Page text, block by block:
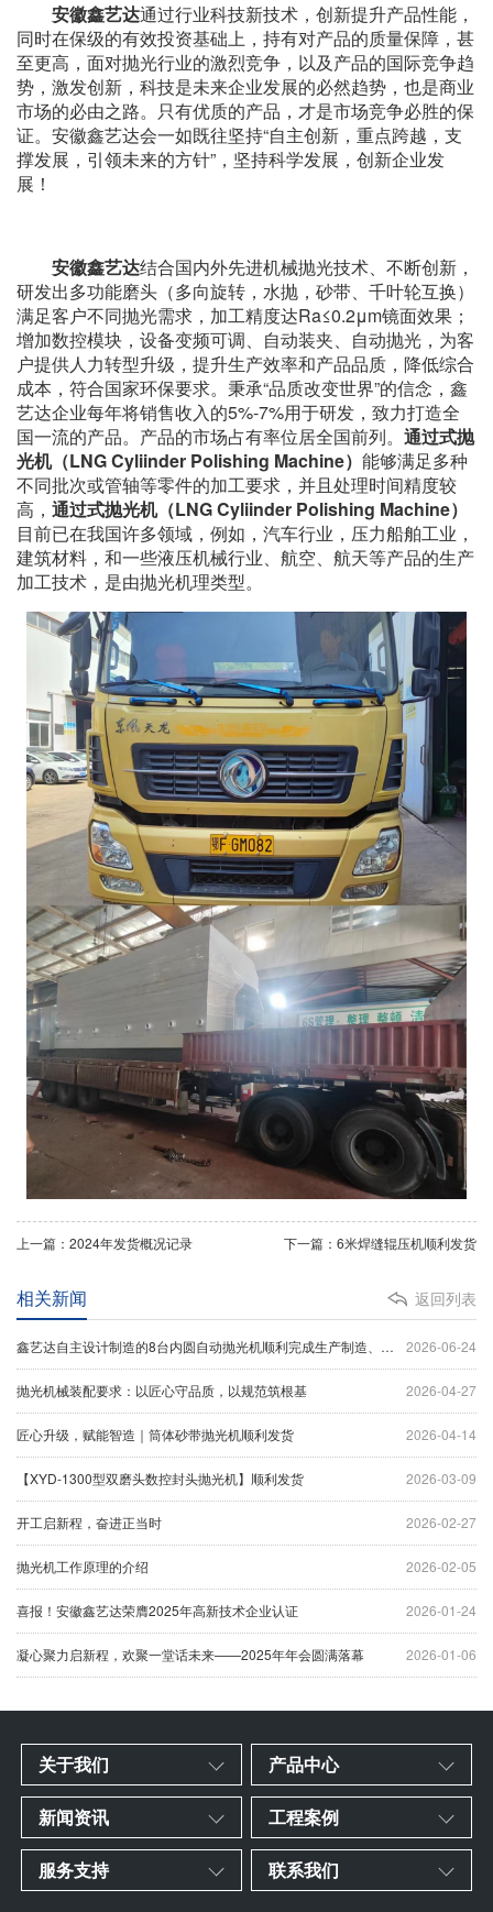
安徽鑫艺达通过行业科技新技术，创新提升产品性能，
同时在保级的有效投资基础上，持有对产品的质量保障，甚
至更高，面对抛光行业的激烈竞争，以及产品的国际竞争趋
势，激发创新，科技是未来企业发展的必然趋势，也是商业
市场的必由之路。只有优质的产品，才是市场竞争必胜的保
证。安徽鑫艺达会一如既往坚持“自主创新，重点跨越，支
撑发展，引领未来的方针”，坚持科学发展，创新企业发
展！
安徽鑫艺达结合国内外先进机械抛光技术、不断创新，
研发出多功能磨头（多向旋转，水抛，砂带、千叶轮互换）
满足客户不同抛光需求，加工精度达Ra≤0.2μm镜面效果；
增加数控模块，设备变频可调、自动装夹、自动抛光，为客
户提供人力转型升级，提升生产效率和产品品质，降低综合
成本，符合国家环保要求。秉承“品质改变世界”的信念，鑫
艺达企业每年将销售收入的5%-7%用于研发，致力打造全
国一流的产品。产品的市场占有率位居全国前列。 通过式抛
光机（LNG Cyliinder Polishing Machine） 能够满足多种
不同批次或管轴等零件的加工要求，并且处理时间精度较
高， 通过式抛光机（LNG Cyliinder Polishing Machine）
目前已在我国许多领域，例如，汽车行业，压力船舶工业，
建筑材料，和一些液压机械行业、航空、航天等产品的生产
加工技术，是由抛光机理类型。
上一篇：2024年发货概况记录 下一篇：6米焊缝辊压机顺利发货
返回列表
相关新闻
2026-06-24
鑫艺达自主设计制造的8台内圆自动抛光机顺利完成生产制造、设备调试及出厂验收工作，并于今日正式装车发货。
2026-04-27
抛光机械装配要求：以匠心守品质，以规范筑根基
2026-04-14
匠心升级，赋能智造｜筒体砂带抛光机顺利发货
2026-03-09
【XYD-1300型双磨头数控封头抛光机】顺利发货
2026-02-27
开工启新程，奋进正当时
2026-02-05
抛光机工作原理的介绍
2026-01-24
喜报！安徽鑫艺达荣膺2025年高新技术企业认证
2026-01-06
凝心聚力启新程，欢聚一堂话未来——2025年年会圆满落幕
关于我们 产品中心
新闻资讯 工程案例
服务支持 联系我们